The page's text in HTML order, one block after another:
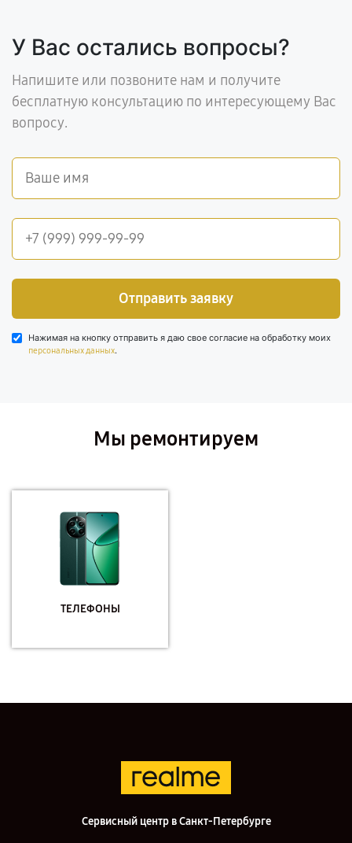
У Вас остались вопросы?
Напишите или позвоните нам и получите
бесплатную консультацию по интересующему Вас
вопросу.
Отправить заявку
Нажимая на кнопку отправить я даю свое согласие на обработку моих
персональных данных.
Мы ремонтируем
ТЕЛЕФОНЫ
Сервисный центр в Санкт-Петербурге